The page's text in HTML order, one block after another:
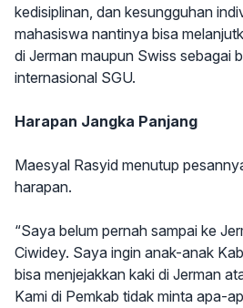
kedisiplinan, dan kesungguhan
mahasiswa nantinya bisa
di Jerman maupun Swiss sebagai
internasional SGU.
Harapan Jangka Panjang
Maesyal Rasyid menutup
harapan.
“Saya belum pernah sampai ke
Ciwidey. Saya ingin anak-anak
bisa menjejakkan kaki di Jerman
Kami di Pemkab tidak minta apa-